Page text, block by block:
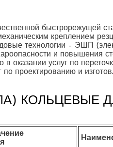
быстрорежущей
креплением
технологии – ЭШП
и повышения
в оказании услуг по
по проектированию и
КОЛЬЦЕВЫЕ